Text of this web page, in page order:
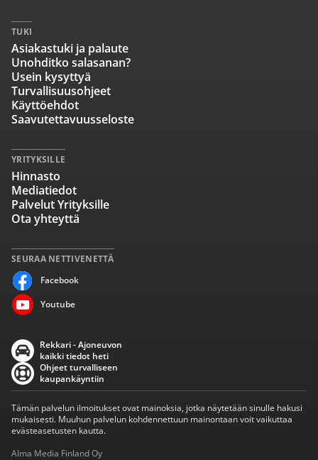
SEURAA NETTIVENETTÄ
Facebook
Youtube
TUKI
Asiakastuki ja palaute
Unohditko salasanan?
Usein kysyttyä
Turvallisuusohjeet
Käyttöehdot
Saavutettavuusseloste
YRITYKSILLE
Hinnasto
Mediatiedot
Palvelut Yrityksille
Ota yhteyttä
Rekkari - Ajoneuvon
kaikki tiedot heti
Ohjeet turvalliseen
kaupankäyntiin
Tämän palvelun ilmoitukset ovat mainoksia, jotka näytetään sinulle hakusi
mukaisesti. Muuhun palvelun kohdennettuun mainontaan voit vaikuttaa
evästeasetusten kautta.
Alma Media Finland Oy